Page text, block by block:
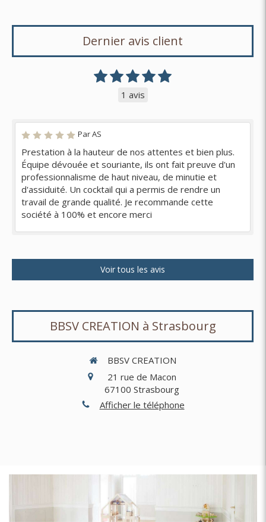
Dernier avis client
1 avis
Par AS
Prestation à la hauteur de nos attentes et bien plus.
Équipe dévouée et souriante, ils ont fait preuve d'un
professionnalisme de haut niveau, de minutie et
d'assiduité. Un cocktail qui a permis de rendre un
travail de grande qualité. Je recommande cette
société à 100% et encore merci
Voir tous les avis
BBSV CREATION à Strasbourg
BBSV CREATION
21 rue de Macon
67100 Strasbourg
Afficher le téléphone